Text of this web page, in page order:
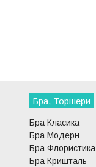
Бра, Торшери
Бра Класика
Бра Модерн
Бра Флористика
Бра Кришталь